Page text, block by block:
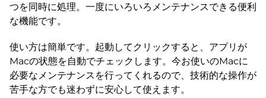
つを同時に処理。一度にいろいろメンテナンスできる便利
な機能です。
使い方は簡単です。起動してクリックすると、アプリが
Macの状態を自動でチェックします。今お使いのMacに
必要なメンテナンスを行ってくれるので、技術的な操作が
苦手な方でも迷わずに安心して使えます。